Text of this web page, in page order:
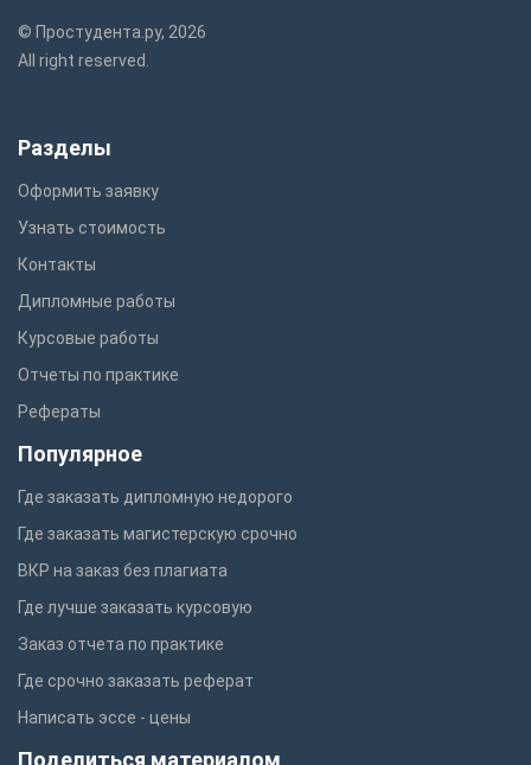
© Простудента.ру, 2026
All right reserved.
Разделы
Оформить заявку
Узнать стоимость
Контакты
Дипломные работы
Курсовые работы
Отчеты по практике
Рефераты
Популярное
Где заказать дипломную недорого
Где заказать магистерскую срочно
ВКР на заказ без плагиата
Где лучше заказать курсовую
Заказ отчета по практике
Где срочно заказать реферат
Написать эссе - цены
Поделиться материалом